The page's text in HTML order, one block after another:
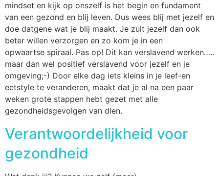
mindset en kijk op onszelf is het begin en fundament
van een gezond en blij leven. Dus wees blij met jezelf en
doe datgene wat je blij maakt. Je zult jezelf dan ook
beter willen verzorgen en zo kom je in een
opwaartse spiraal. Pas op! Dit kan verslavend werken…..
maar dan wel positief verslavend voor jezelf en je
omgeving;-) Door elke dag iets kleins in je leef-en
eetstyle te veranderen, maakt dat je al na een paar
weken grote stappen hebt gezet met alle
gezondheidsgevolgen van dien.
Verantwoordelijkheid voor
gezondheid